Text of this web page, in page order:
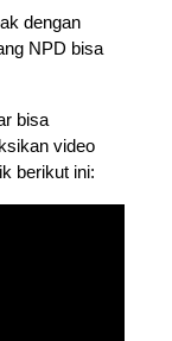
dengan
NPD bisa
bisa
video
berikut ini: